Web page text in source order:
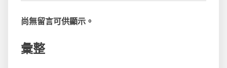
尚無留言可供顯示。
彙整